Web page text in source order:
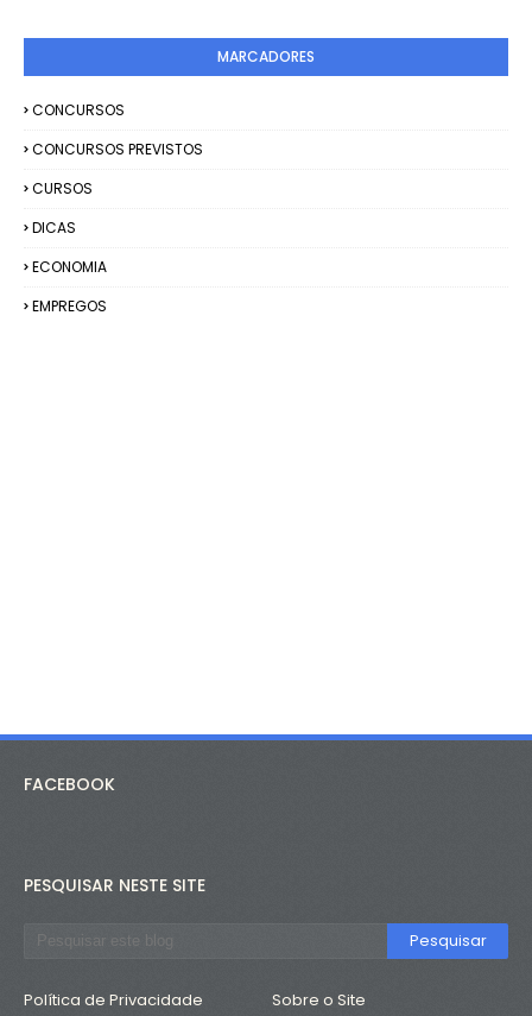
MARCADORES
CONCURSOS
CONCURSOS PREVISTOS
CURSOS
DICAS
ECONOMIA
EMPREGOS
FACEBOOK
PESQUISAR NESTE SITE
Política de Privacidade
Sobre o Site